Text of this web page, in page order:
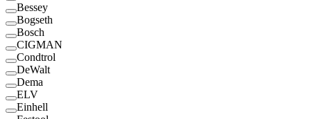
Bessey
Bogseth
Bosch
CIGMAN
Condtrol
DeWalt
Dema
ELV
Einhell